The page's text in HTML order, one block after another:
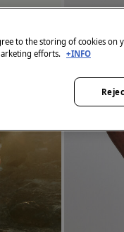
to the storing of cookies
efforts. +INFO